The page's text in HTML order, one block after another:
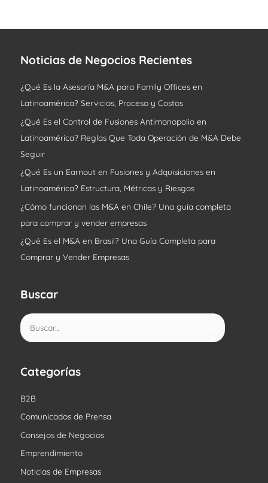
Noticias de Negocios Recientes
¿Qué Es la Asesoría M&A para Family Offices en
Latinoamérica? Servicios, Proceso y Costos
¿Qué Es el Control de Fusiones Antimonopolio en
Latinoamérica? Reglas Que Toda Operación de M&A Debe
Seguir
¿Qué Es un Earnout en Fusiones y Adquisiciones en
Latinoamérica? Estructura, Métricas y Riesgos
¿Cómo funcionan las M&A en Chile? Una guía completa
para comprar y vender empresas
¿Qué Es el M&A en Brasil? Una Guía Completa para
Comprar y Vender Empresas
Buscar
B
u
c
r
p
o
r
:
Categorías
B2B
Comunicados de Prensa
Consejos de Negocios
Emprendimiento
Noticias de Empresas